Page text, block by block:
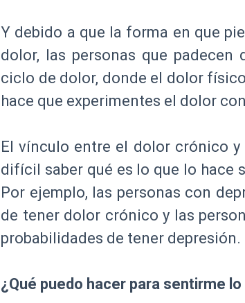
Y debido a que la forma en que
dolor, las personas que
ciclo de dolor, donde el dolor
hace que experimentes el dolor
El vínculo entre el dolor crónico
difícil saber qué es lo que lo hace
Por ejemplo, las personas con
de tener dolor crónico y las
probabilidades de tener depresión.
¿Qué puedo hacer para sentirme